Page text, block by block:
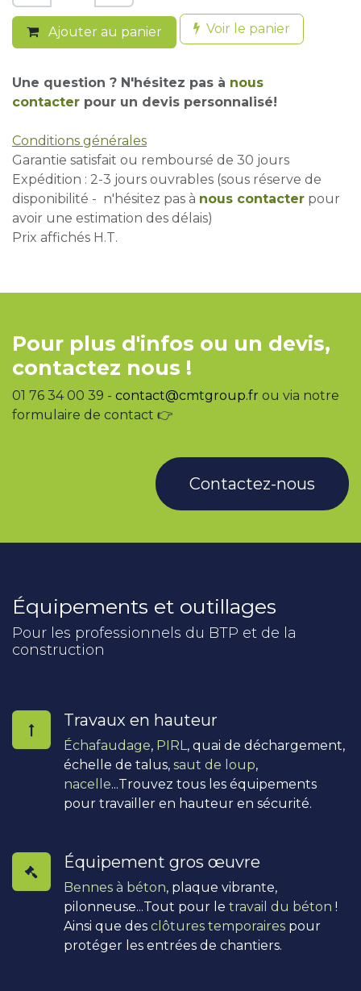
Ajouter au panier Voir le panier
Une question ? N'hésitez pas à nous
contacter pour un devis personnalisé!
Conditions générales
Garantie satisfait ou remboursé de 30 jours
Expédition : 2-3 jours ouvrables (sous réserve de
disponibilité - n'hésitez pas à nous contacter pour
avoir une estimation des délais)
Prix affichés H.T.
Pour plus d'infos ou un devis,
contactez nous !
01 76 34 00 39 - contact@cmtgroup.fr ou via notre
formulaire de contact 👉
Contactez-nous
Équipements et outillages
Pour les professionnels du BTP et de la
construction
Travaux en hauteur
Échafaudage, PIRL, quai de déchargement,
échelle de talus, saut de loup,
nacelle...Trouvez tous les équipements
pour travailler en hauteur en sécurité.
Équipement gros œuvre
Bennes à béton, plaque vibrante,
pilonneuse...Tout pour le travail du béton !
Ainsi que des clôtures temporaires pour
protéger les entrées de chantiers.